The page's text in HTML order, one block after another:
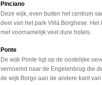
Pinciano
Deze wijk, even buiten het centrum
deel van het park Villa Borghese. Het
met voornamelijk veel dure hotels.
Ponte
De wijk Ponte ligt op de oostelijke
vernoemd naar de Engelenbrug die
de wijk Borgo aan de andere kant